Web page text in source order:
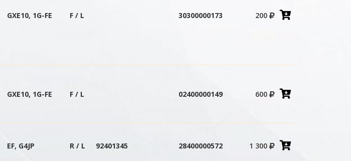
GXE10, 1G-FE F / L 30300000173 200 Добавить
GXE10, 1G-FE F / L 02400000149 600 Добавить
EF, G4JP R / L 92401345 28400000572 1 300 Добавить